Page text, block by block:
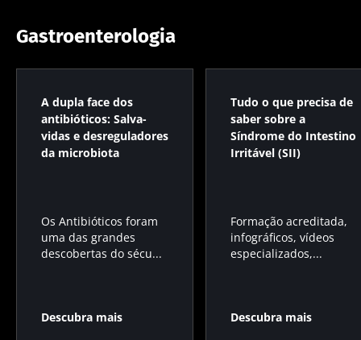
Gastroenterologia
A dupla face dos
antibióticos: Salva-
vidas e desreguladores
da microbiota
Os Antibióticos foram
uma das grandes
descobertas do sécu...
Descubra mais
Tudo o que precisa de
saber sobre a
Síndrome do Intestino
Irritável (SII)
Formação acreditada,
infográficos, vídeos
especializados,...
Descubra mais
das
na saúde
reprodutiva
Ler o artigo
intratumoral
colorretal: um
prognóstico
independente?
Ler o artigo
bactéria
que
aumenta a
força
Ler o